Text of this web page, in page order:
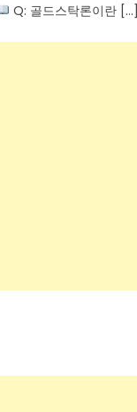
Q: 골드스탁론이란 […]